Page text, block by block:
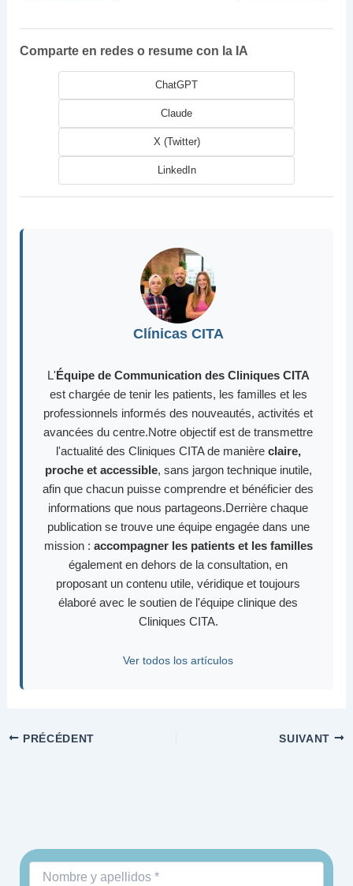
Comparte en redes o resume con la IA
ChatGPT
Claude
X (Twitter)
LinkedIn
Clínicas CITA
L'Équipe de Communication des Cliniques CITA
est chargée de tenir les patients, les familles et les
professionnels informés des nouveautés, activités et
avancées du centre.Notre objectif est de transmettre
l'actualité des Cliniques CITA de manière claire,
proche et accessible, sans jargon technique inutile,
afin que chacun puisse comprendre et bénéficier des
informations que nous partageons.Derrière chaque
publication se trouve une équipe engagée dans une
mission : accompagner les patients et les familles
également en dehors de la consultation, en
proposant un contenu utile, véridique et toujours
élaboré avec le soutien de l'équipe clinique des
Cliniques CITA.
Ver todos los artículos
PRÉCÉDENT SUIVANT